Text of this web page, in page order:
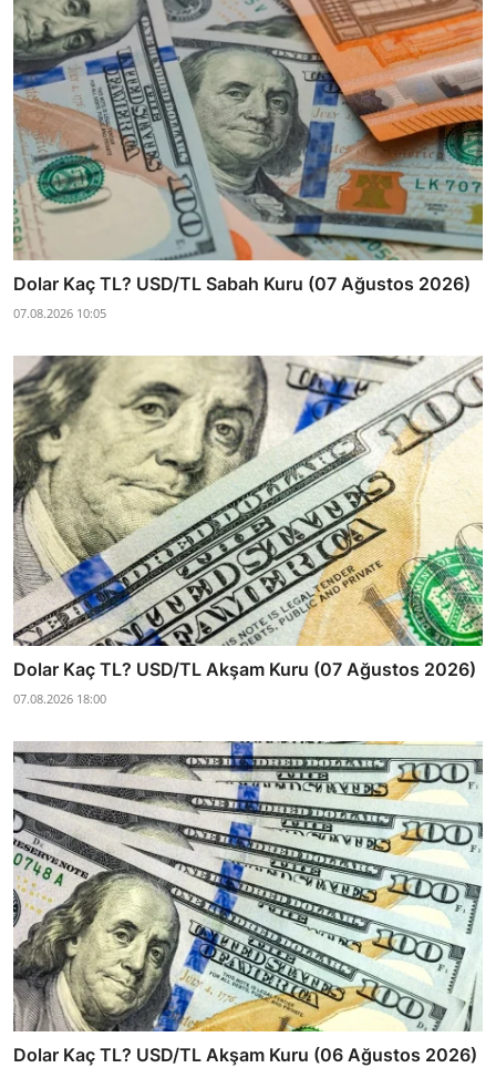
Dolar Kaç TL? USD/TL Sabah Kuru (07 Ağustos 2026)
07.08.2026 10:05
Dolar Kaç TL? USD/TL Akşam Kuru (07 Ağustos 2026)
07.08.2026 18:00
Dolar Kaç TL? USD/TL Akşam Kuru (06 Ağustos 2026)